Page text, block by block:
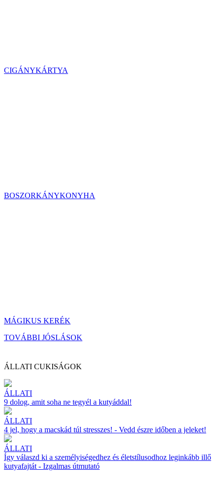
CIGÁNYKÁRTYA
BOSZORKÁNYKONYHA
MÁGIKUS KERÉK
TOVÁBBI JÓSLÁSOK
ÁLLATI CUKISÁGOK
ÁLLATI
9 dolog, amit soha ne tegyél a kutyáddal!
ÁLLATI
4 jel, hogy a macskád túl stresszes! - Vedd észre időben a jeleket!
ÁLLATI
Így válaszd ki a személyiségedhez és életstílusodhoz leginkább illő
kutyafajtát - Izgalmas útmutató